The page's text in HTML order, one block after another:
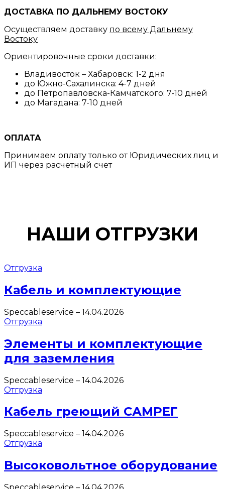
ДОСТАВКА ПО ДАЛЬНЕМУ ВОСТОКУ
Осуществляем доставку по всему Дальнему
Востоку
Ориентировочные сроки доставки:
Владивосток – Хабаровск: 1-2 дня
до Южно-Сахалинска: 4-7 дней
до Петропавловска-Камчатского: 7-10 дней
до Магадана: 7-10 дней
ОПЛАТА
Принимаем оплату только от Юридических лиц и
ИП через расчетный счет
НАШИ ОТГРУЗКИ
Отгрузка
Кабель и комплектующие
Speccableservice – 14.04.2026
Отгрузка
Элементы и комплектующие
для заземления
Speccableservice – 14.04.2026
Отгрузка
Кабель греющий САМРЕГ
Speccableservice – 14.04.2026
Отгрузка
Высоковольтное оборудование